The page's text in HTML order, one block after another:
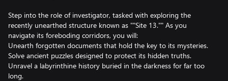
Step into the role of investigator, tasked with exploring the
recently unearthed structure known as ""Site 13."" As you
navigate its foreboding corridors, you will:
Unearth forgotten documents that hold the key to its mysteries.
Solve ancient puzzles designed to protect its hidden truths.
Unravel a labyrinthine history buried in the darkness for far too
long.